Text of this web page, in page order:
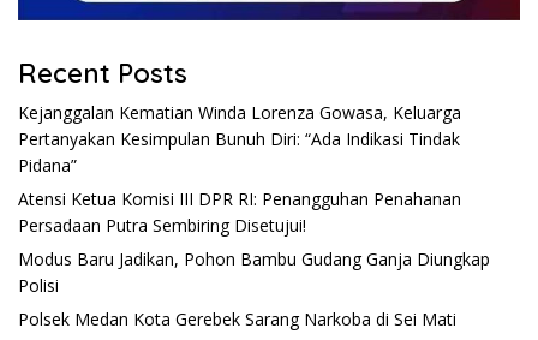
Recent Posts
Kejanggalan Kematian Winda Lorenza Gowasa, Keluarga
Pertanyakan Kesimpulan Bunuh Diri: “Ada Indikasi Tindak
Pidana”
Atensi Ketua Komisi III DPR RI: Penangguhan Penahanan
Persadaan Putra Sembiring Disetujui!
Modus Baru Jadikan, Pohon Bambu Gudang Ganja Diungkap
Polisi
Polsek Medan Kota Gerebek Sarang Narkoba di Sei Mati